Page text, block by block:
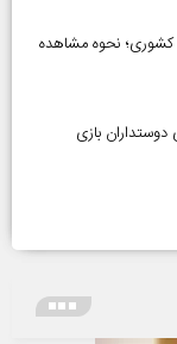
کشوری؛ نحوه مشاهده